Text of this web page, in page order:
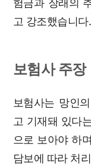
고 강조했습니다.
보험사 주장
보험사는 망인
고 기재돼 있다
으로 보아야 하
담보에 따라 처